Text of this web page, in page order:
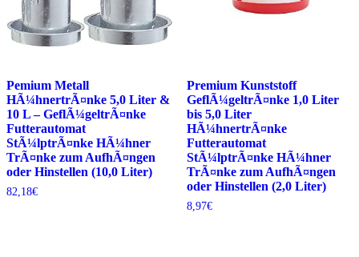
Pemium Metall
HÃ¼hnertrÃ¤nke 5,0 Liter &
10 L – GeflÃ¼geltrÃ¤nke
Futterautomat
StÃ¼lptrÃ¤nke HÃ¼hner
TrÃ¤nke zum AufhÃ¤ngen
oder Hinstellen (10,0 Liter)
82,18€
Premium Kunststoff
GeflÃ¼geltrÃ¤nke 1,0 Liter
bis 5,0 Liter
HÃ¼hnertrÃ¤nke
Futterautomat
StÃ¼lptrÃ¤nke HÃ¼hner
TrÃ¤nke zum AufhÃ¤ngen
oder Hinstellen (2,0 Liter)
8,97€